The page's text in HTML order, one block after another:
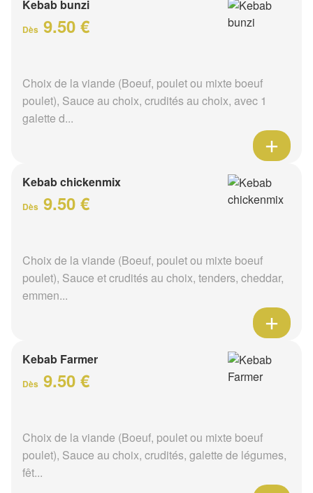
Kebab bunzi
Dès 9.50 €
Choix de la viande (Boeuf, poulet ou mixte boeuf
poulet), Sauce au choix, crudités au choix, avec 1
galette d...
Kebab chickenmix
Dès 9.50 €
Choix de la viande (Boeuf, poulet ou mixte boeuf
poulet), Sauce et crudités au choix, tenders, cheddar,
emmen...
Kebab Farmer
Dès 9.50 €
Choix de la viande (Boeuf, poulet ou mixte boeuf
poulet), Sauce au choix, crudités, galette de légumes,
fêt...